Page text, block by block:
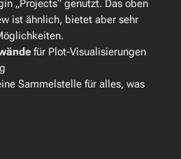
„Projects“ genutzt. Das oben
ist ähnlich, bietet aber sehr
für Plot-Visualisierungen
Sammelstelle für alles, was